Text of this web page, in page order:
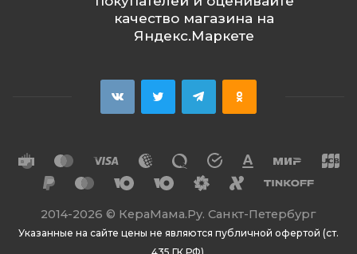
2014-2026 © КераМама.Ру. Санкт-Петербург
Указанные на сайте цены не являются публичной офертой (ст.